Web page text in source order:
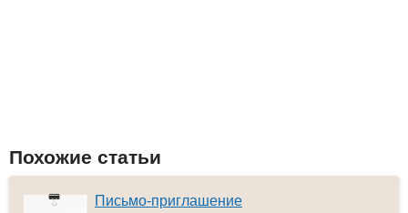
Похожие статьи
Письмо-приглашение